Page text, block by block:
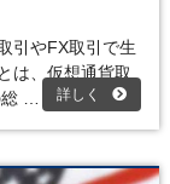
引やFX取引で生
は、仮想通貨取
…
詳しく